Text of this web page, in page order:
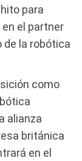
para
el partner
de la robótica
como
alianza
británica
en el